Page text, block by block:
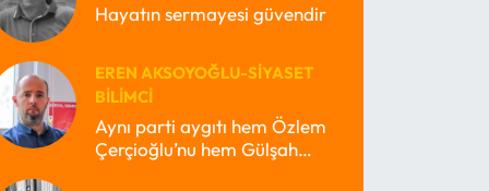
Hayatın sermayesi güvendir
EREN AKSOYOĞLU-SIYASET
BILIMCI
Aynı parti aygıtı hem Özlem
Çerçioğlu’nu hem Gülşah